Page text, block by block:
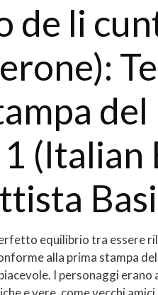
de li
(Italian
equilibrio tra essere
alla prima stampa
I personaggi